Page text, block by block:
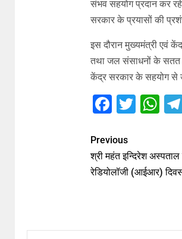
संभव सहयोग प्रदान कर
सरकार के प्रयासों की
इस दौरान मुख्यमंत्री एवं
तथा जल संसाधनों के सतत
केंद्र सरकार के सहयोग से
Previous
श्री महंत इन्दिरेश
रेडियोलॉजी (आईआर)